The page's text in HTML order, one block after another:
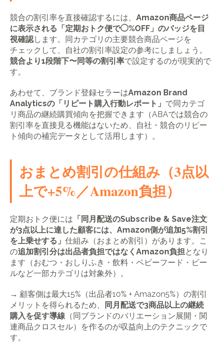
競合の割引率を直接確認するには、 Amazon商品ページ
に表示される「定期おトク便で◯%OFF」のバッジを目
視確認します。同カテゴリの主要競合商品ページを
チェックして、自社の割引率設定の参考にしましょう。
競合より1段階下〜同等の割引率で設定するのが現実的で
す。
あわせて、ブランド登録セラーはAmazon Brand
Analyticsの「リピート購入行動レポート」 で同カテゴ
リ商品の継続購買傾向を把握できます（ABAでは競合の
割引率を直接見る機能はないため、自社・競合のリピー
ト傾向の補完データとして活用します）。
おまとめ割引の仕組み（3点以
上で+5%／Amazon負担）
定期おトク便には 「同月配送のSubscribe & Save注文
が3点以上に達した顧客には、Amazon側が追加5%割引
を上乗せする」 仕組み（おまとめ割引）があります。こ
の追加割引分は出品者負担ではなくAmazon負担となり
ます（おむつ・おしりふき・飲料・ベビーフード・ビー
ルなど一部カテゴリは対象外）。
→ 顧客側は最大15%（出品者10% + Amazon5%）の割引
メリットを得られるため、
同月配送で3商品以上の継続
購入を促す導線 （同ブランドのバリエーション展開・関
連商品クロスセル）を作るのが収益向上のテクニックで
す。